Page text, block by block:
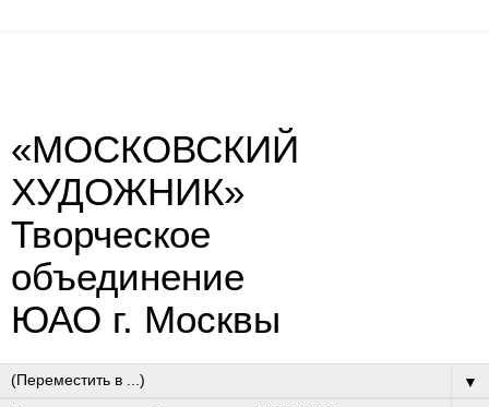
«МОСКОВСКИЙ
ХУДОЖНИК»
Творческое
объединение
ЮАО г. Москвы
▼